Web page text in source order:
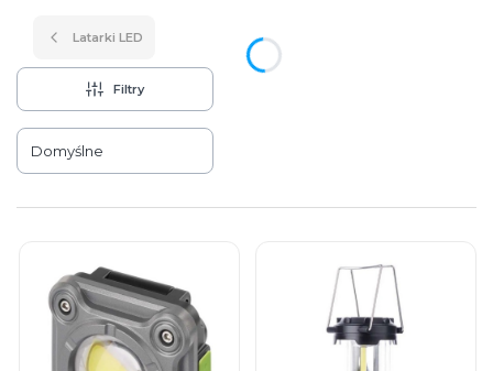
Latarki LED
Filtry
Lista produktów
Domyślne